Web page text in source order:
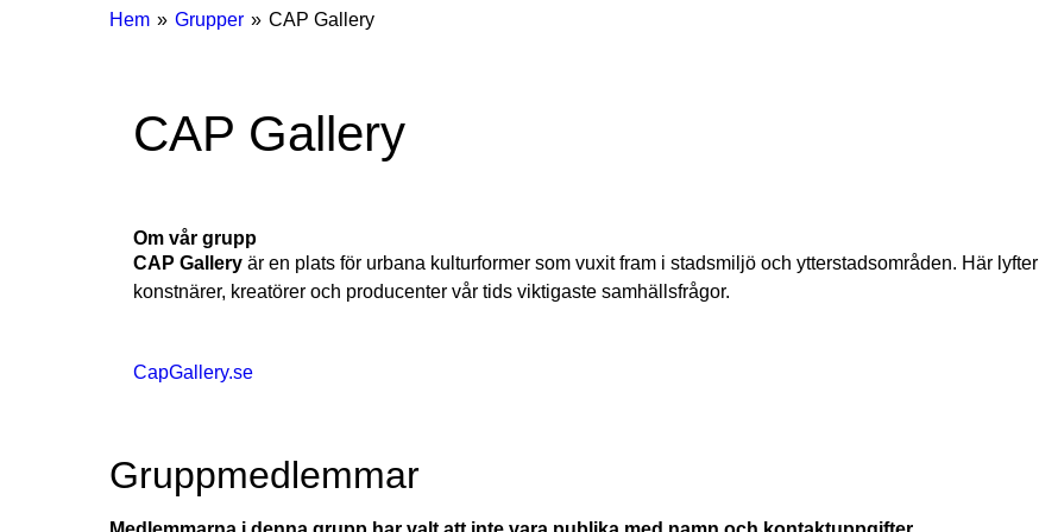
Breadcrumbs
You
Hem Grupper CAP Gallery
CAP Gallery
Om vår grupp
CAP Gallery är en plats för urbana kulturformer som vuxit fram i stadsmiljö och ytterstadsområden. Här lyfter
konstnärer, kreatörer och producenter vår tids viktigaste samhällsfrågor.
CapGallery.se
Gruppmedlemmar